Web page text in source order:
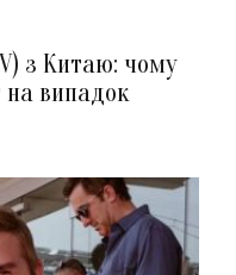
з Китаю: чому
на випадок